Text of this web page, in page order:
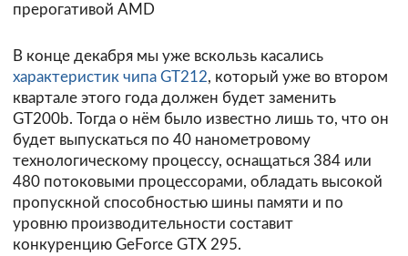
прерогативой AMD
В конце декабря мы уже вскользь касались
характеристик чипа GT212, который уже во втором
квартале этого года должен будет заменить
GT200b. Тогда о нём было известно лишь то, что он
будет выпускаться по 40 нанометровому
технологическому процессу, оснащаться 384 или
480 потоковыми процессорами, обладать высокой
пропускной способностью шины памяти и по
уровню производительности составит
конкуренцию GeForce GTX 295.